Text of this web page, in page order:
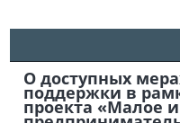
О доступных
поддержки в
проекта «Малое